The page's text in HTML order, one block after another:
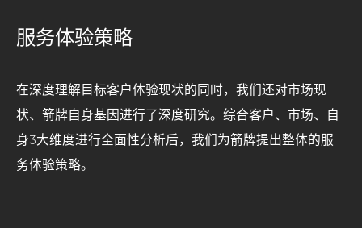
服务体验策略
在深度理解目标客户体验现状的同时，我们还对市场现
状、箭牌自身基因进行了深度研究。综合客户、市场、自
身3大维度进行全面性分析后，我们为箭牌提出整体的服
务体验策略。